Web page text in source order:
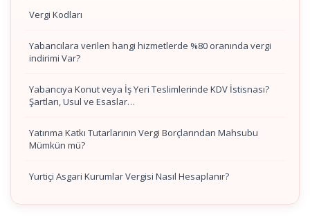
Vergi Kodları
Yabancılara verilen hangi hizmetlerde %80 oranında vergi
indirimi Var?
Yabancıya Konut veya İş Yeri Teslimlerinde KDV İstisnası?
Şartları, Usul ve Esaslar…
Yatırıma Katkı Tutarlarının Vergi Borçlarından Mahsubu
Mümkün mü?
Yurtiçi Asgari Kurumlar Vergisi Nasıl Hesaplanır?